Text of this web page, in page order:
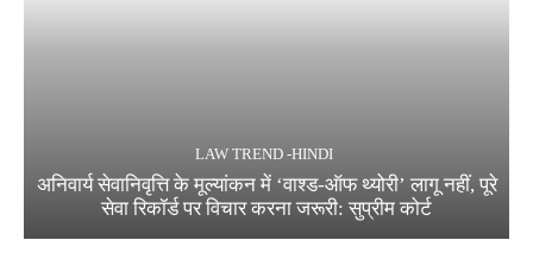
LAW TREND -HINDI
अनिवार्य सेवानिवृत्ति के मूल्यांकन में ‘वाश्ड-ऑफ थ्योरी’ लागू नहीं, पूरे
सेवा रिकॉर्ड पर विचार करना जरूरी: सुप्रीम कोर्ट